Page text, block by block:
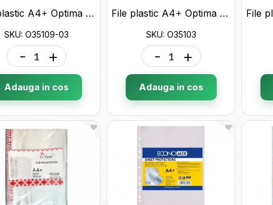
File plastic A4+ Optima 40mk (20buc) rosie O35109-03
SKU: O35109-03
- +
Adauga in cos
File plastic A4+ Optima 50mk (100buc) Premium O35103
SKU: O35103
- +
Adauga in cos